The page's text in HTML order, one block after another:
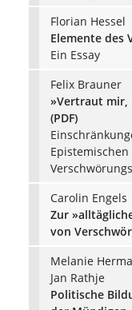
Florian Hessel
Elemente des
Ein Essay
Felix Brauner
»Vertraut mir,
(PDF)
Carolin Engels
Zur
von
Melanie
Jan Rathje
Politische